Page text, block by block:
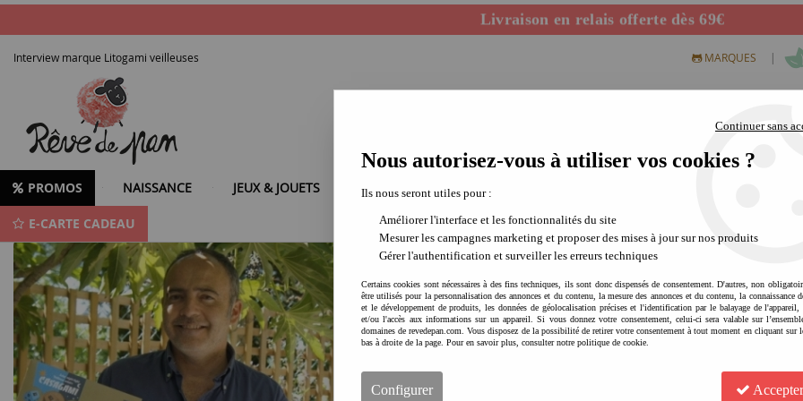
Livraison en relais offerte dès 69€
Interview marque Litogami veilleuses MARQUES |
PROMOS NAISSANCE JEUX & JOUETS LOISIRS CREATIFS
E-CARTE CADEAU
Marc Lebas créateur de LITOGAMI
LITOGAMI raconté par Marc LEBAS
Pourriez-vous décrire votre marque, votre
LITOGAMIa pour vocation de concevoir desobjets porteurs des valeurs du
fonctionnant à l'énergie solaire
Qui est à l'origine de votre marque ?
D'où vient le nom de votre marque ?
Continuer sans
Nous autorisez-vous à utiliser vos cookies ?
Ils nous seront utiles pour :
Améliorer l'interface et les fonctionnalités du site
Mesurer les campagnes marketing et proposer des mises à jour sur nos produits
Gérer l'authentification et surveiller les erreurs techniques
Certains cookies sont nécessaires à des fins techniques, ils sont donc dispensés de consentement. D'autres, non
être utilisés pour la personnalisation des annonces et du contenu, la mesure des annonces et du contenu, la connaissance
et le développement de produits, les données de géolocalisation précises et l'identification par le balayage de l'appareil,
et/ou l'accès aux informations sur un appareil. Si vous donnez votre consentement, celui-ci sera valable sur
domaines de revedepan.com. Vous disposez de la possibilité de retirer votre consentement à tout moment en cliquant sur
bas à droite de la page. Pour en savoir plus, consulter notre politique de cookie.
Configurer